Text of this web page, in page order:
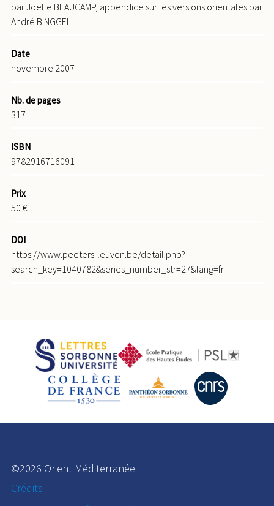
par Joëlle BEAUCAMP, appendice sur les versions orientales par
André BINGGELI
Date
novembre 2007
Nb. de pages
317
ISBN
9782916716091
Prix
50 €
DOI
https://www.peeters-leuven.be/detail.php?
search_key=1040782&series_number_str=27&lang=fr
©2026 Orient Méditerranée
Crédits